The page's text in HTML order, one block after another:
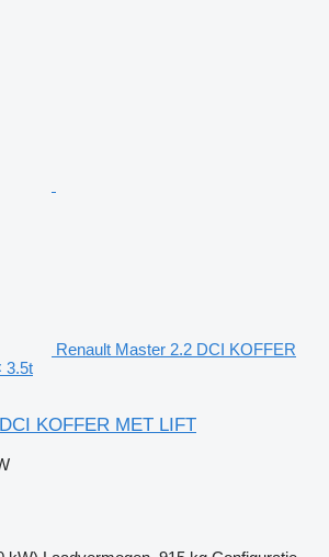
Renault Master 2.2 DCI KOFFER
3.5t
KOFFER MET LIFT